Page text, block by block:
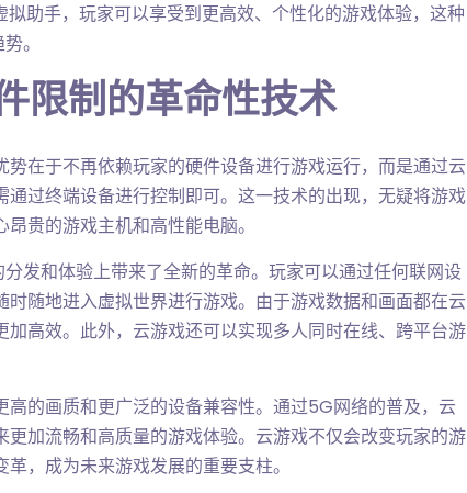
助手，玩家可以享受到更高效、个性化的游戏体验，这种
。
限制的革命性技术
在于不再依赖玩家的硬件设备进行游戏运行，而是通过云
过终端设备进行控制即可。这一技术的出现，无疑将游戏
贵的游戏主机和高性能电脑。
发和体验上带来了全新的革命。玩家可以通过任何联网设
随地进入虚拟世界进行游戏。由于游戏数据和画面都在云
高效。此外，云游戏还可以实现多人同时在线、跨平台游
的画质和更广泛的设备兼容性。通过5G网络的普及，云
加流畅和高质量的游戏体验。云游戏不仅会改变玩家的游
，成为未来游戏发展的重要支柱。